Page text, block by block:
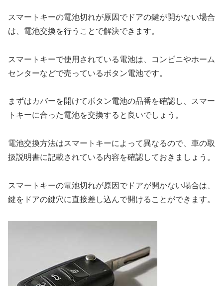
スマートキーの電池切れが原因でドアの鍵が開かない場合
は、電池交換を行うことで解決できます。
スマートキーで使用されている電池は、コンビニやホーム
センターなどで売っているボタン電池です。
まずはカバーを開けてボタン電池の品番を確認し、スマー
トキーに合った電池を交換すると良いでしょう。
電池交換方法はスマートキーによって異なるので、車の取
扱説明書に記載されている内容を確認しておきましょう。
スマートキーの電池切れが原因でドアが開かない場合は、
鍵をドアの鍵穴に直接差し込んで開けることができます。